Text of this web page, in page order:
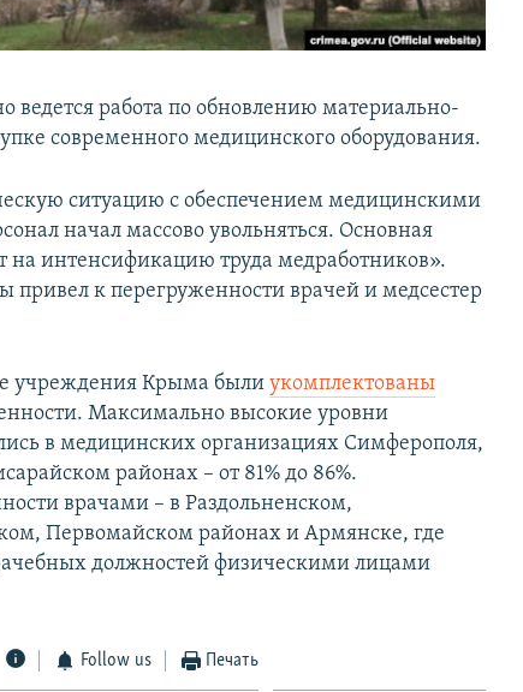
ведется работа по обновлению материально-
современного медицинского оборудования.
ситуацию с обеспечением медицинскими
начал массово увольняться. Основная
на интенсификацию труда медработников».
привел к перегруженности врачей и медсестер
учреждения Крыма былиукомплектованы
Максимально высокие уровни
в медицинских организациях Симферополя,
районах – от 81% до 86%.
врачами – в Раздольненском,
Первомайском районах и Армянске, где
должностей физическими лицами
Follow us Печать